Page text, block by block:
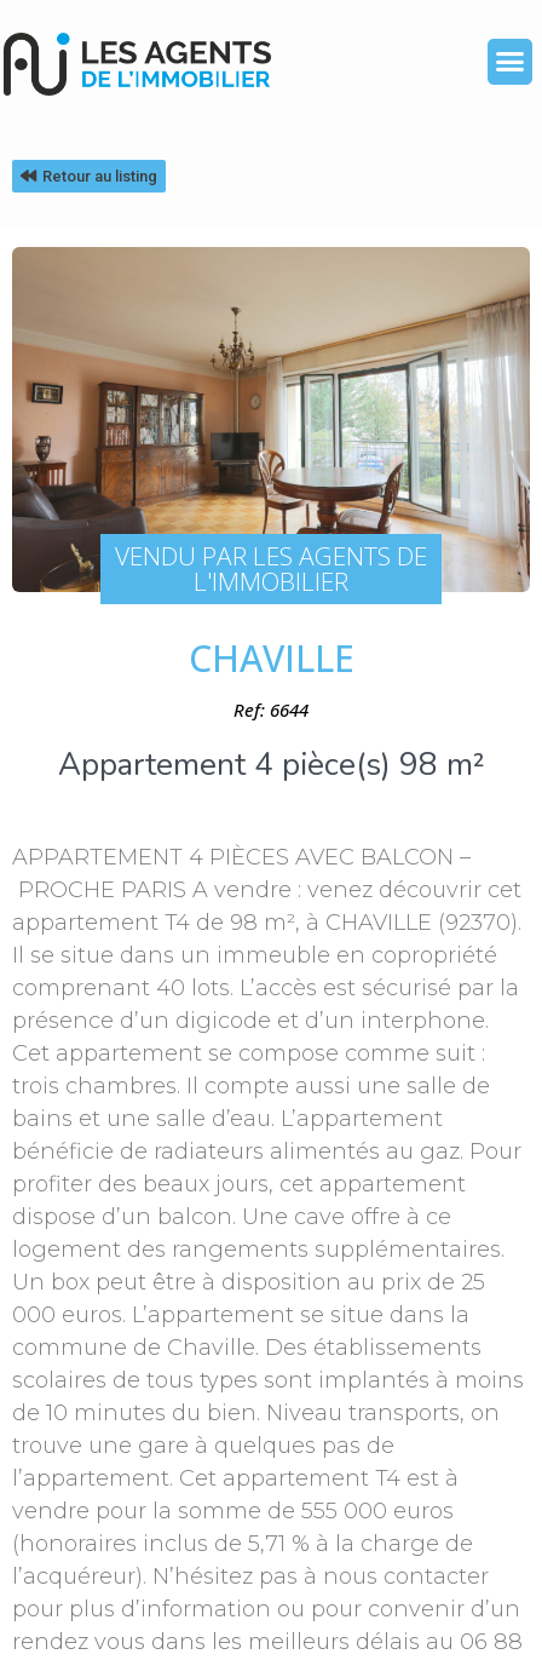
Retour au listing
VENDU PAR LES AGENTS DE
L'IMMOBILIER
CHAVILLE
Ref: 6644
Appartement 4 pièce(s) 98 m²
APPARTEMENT 4 PIÈCES AVEC BALCON –
PROCHE PARIS A vendre : venez découvrir cet
appartement T4 de 98 m², à CHAVILLE (92370).
Il se situe dans un immeuble en copropriété
comprenant 40 lots. L’accès est sécurisé par la
présence d’un digicode et d’un interphone.
Cet appartement se compose comme suit :
trois chambres. Il compte aussi une salle de
bains et une salle d’eau. L’appartement
bénéficie de radiateurs alimentés au gaz. Pour
profiter des beaux jours, cet appartement
dispose d’un balcon. Une cave offre à ce
logement des rangements supplémentaires.
Un box peut être à disposition au prix de 25
000 euros. L’appartement se situe dans la
commune de Chaville. Des établissements
scolaires de tous types sont implantés à moins
de 10 minutes du bien. Niveau transports, on
trouve une gare à quelques pas de
l’appartement. Cet appartement T4 est à
vendre pour la somme de 555 000 euros
(honoraires inclus de 5,71 % à la charge de
l’acquéreur). N’hésitez pas à nous contacter
pour plus d’information ou pour convenir d’un
rendez vous dans les meilleurs délais au 06 88